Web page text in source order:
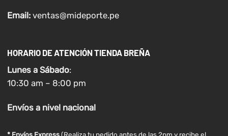
Email: ventas@mideporte.pe
HORARIO DE ATENCIÓN TIENDA BREÑA
Lunes a Sábado:
10:30 am – 8:00 pm
Envíosa nivel nacional